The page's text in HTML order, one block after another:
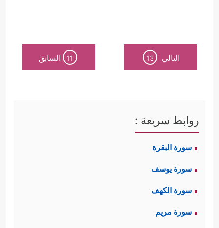
التالي 13
11 السابق
روابط سريعة :
سورة البقرة
سورة يوسف
سورة الكهف
سورة مريم